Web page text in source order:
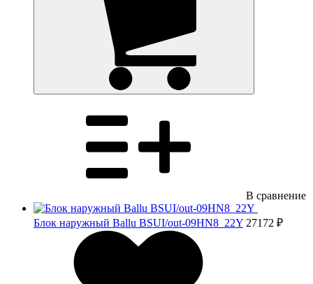
В сравнение
Блок наружный Ballu BSUI/out-09HN8_22Y 27172 ₽